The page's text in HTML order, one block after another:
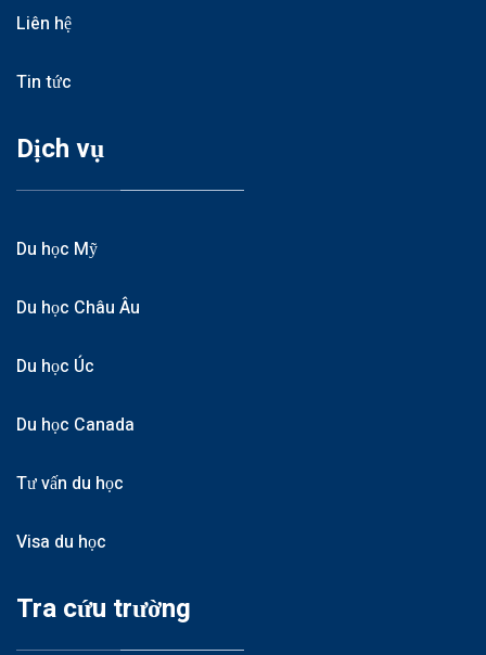
Liên hệ
Tin tức
Dịch vụ
Du học Mỹ
Du học Châu Âu
Du học Úc
Du học Canada
Tư vấn du học
Visa du học
Tra cứu trường